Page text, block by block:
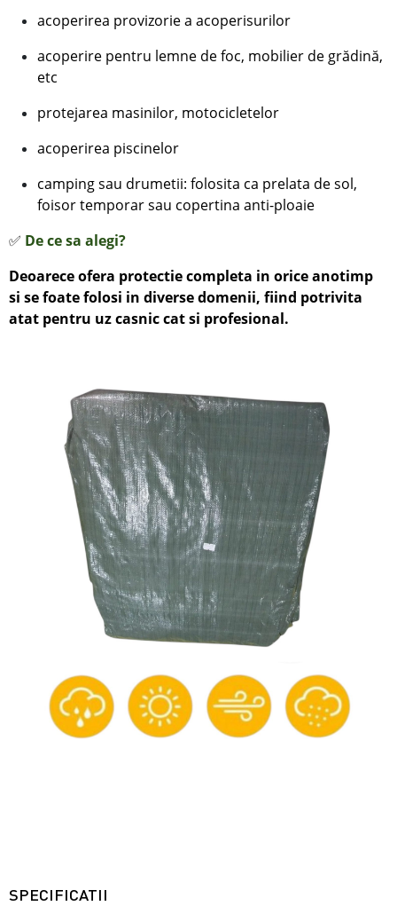
acoperirea provizorie a acoperisurilor
acoperire pentru lemne de foc, mobilier de grădină,
etc
protejarea masinilor, motocicletelor
acoperirea piscinelor
camping sau drumetii: folosita ca prelata de sol,
foisor temporar sau copertina anti-ploaie
✅ De ce sa alegi?
Deoarece ofera protectie completa in orice anotimp
si se foate folosi in diverse domenii, fiind potrivita
atat pentru uz casnic cat si profesional.
SPECIFICATII